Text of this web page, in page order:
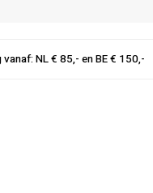
NL € 85,- en BE € 150,-